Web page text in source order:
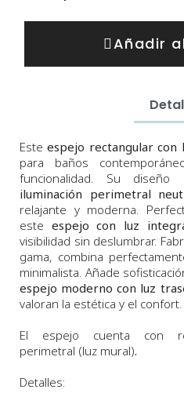
Añadir
Esteespejo rectangular con
para baños
funcionalidad. Su
iluminación perimetral
relajante y moderna.
este espejo con luz
visibilidad sin deslumbrar.
gama, combina
minimalista. Añade
espejo moderno con luz
valoran la estética y el confort.
El espejo cuenta con
perimetral (luz mural).
Detalles: